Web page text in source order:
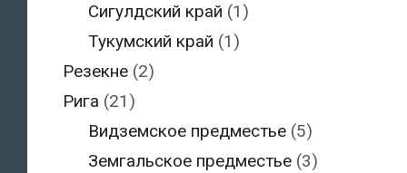
Сигулдский край (1)
Тукумский край (1)
Резекне(2)
Рига (21)
Видземское предместье (5)
Земгальское предместье (3)